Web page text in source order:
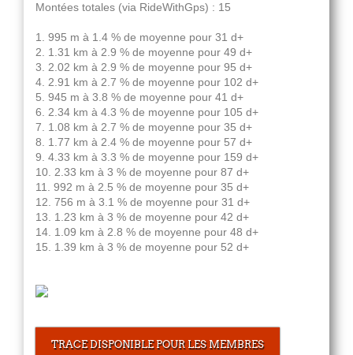
Montées totales (via RideWithGps) : 15
1. 995 m à 1.4 % de moyenne pour 31 d+
2. 1.31 km à 2.9 % de moyenne pour 49 d+
3. 2.02 km à 2.9 % de moyenne pour 95 d+
4. 2.91 km à 2.7 % de moyenne pour 102 d+
5. 945 m à 3.8 % de moyenne pour 41 d+
6. 2.34 km à 4.3 % de moyenne pour 105 d+
7. 1.08 km à 2.7 % de moyenne pour 35 d+
8. 1.77 km à 2.4 % de moyenne pour 57 d+
9. 4.33 km à 3.3 % de moyenne pour 159 d+
10. 2.33 km à 3 % de moyenne pour 87 d+
11. 992 m à 2.5 % de moyenne pour 35 d+
12. 756 m à 3.1 % de moyenne pour 31 d+
13. 1.23 km à 3 % de moyenne pour 42 d+
14. 1.09 km à 2.8 % de moyenne pour 48 d+
15. 1.39 km à 3 % de moyenne pour 52 d+
TRACE DISPONIBLE POUR LES MEMBRES